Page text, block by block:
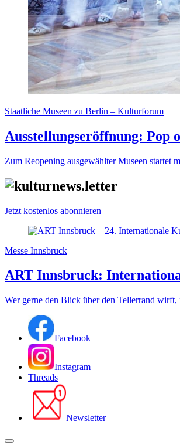
Staatliche Museen zu Berlin – Kulturforum
Ausstellungseröffnung: Pop
Zum Reopening ausgewählter Museen startet
Jetzt kostenlos abonnieren
Messe Innsbruck
ART Innsbruck:
Wer gerne den Blick über den Tellerrand
Facebook
Instagram
Threads
Newsletter